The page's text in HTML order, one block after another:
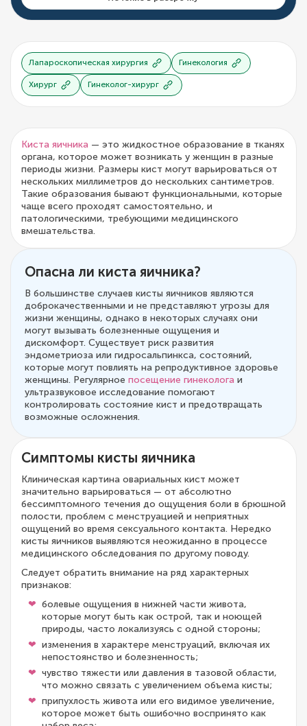
Лапароскопическая хирургия Гинекология
Хирург Гинеколог-хирург
Киста яичника — это жидкостное образование в тканях
органа, которое может возникать у женщин в разные
периоды жизни. Размеры кист могут варьироваться от
нескольких миллиметров до нескольких сантиметров.
Такие образования бывают функциональными, которые
чаще всего проходят самостоятельно, и
патологическими, требующими медицинского
вмешательства.
Опасна ли киста яичника?
В большинстве случаев кисты яичников являются
доброкачественными и не представляют угрозы для
жизни женщины, однако в некоторых случаях они
могут вызывать болезненные ощущения и
дискомфорт. Существует риск развития
эндометриоза или гидросальпинкса, состояний,
которые могут повлиять на репродуктивное здоровье
женщины. Регулярное посещение гинеколога и
ультразвуковое исследование помогают
контролировать состояние кист и предотвращать
возможные осложнения.
Симптомы кисты яичника
Клиническая картина овариальных кист может
значительно варьироваться — от абсолютно
бессимптомного течения до ощущения боли в брюшной
полости, проблем с менструацией и неприятных
ощущений во время сексуального контакта. Нередко
кисты яичников выявляются неожиданно в процессе
медицинского обследования по другому поводу.
Следует обратить внимание на ряд характерных
признаков:
болевые ощущения в нижней части живота,
которые могут быть как острой, так и ноющей
природы, часто локализуясь с одной стороны;
изменения в характере менструаций, включая их
непостоянство и болезненность;
чувство тяжести или давления в тазовой области,
что можно связать с увеличением объема кисты;
припухлость живота или его видимое увеличение,
которое может быть ошибочно воспринято как